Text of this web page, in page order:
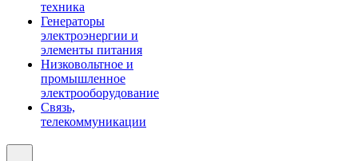
техника
Генераторы
электроэнергии и
элементы питания
Низковольтное и
промышленное
электрооборудование
Связь,
телекоммуникации